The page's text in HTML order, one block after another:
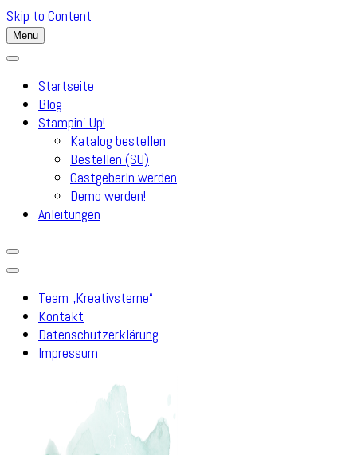
Skip to Content
Menu
Startseite
Blog
Stampin’ Up!
Katalog bestellen
Bestellen (SU)
GastgeberIn werden
Demo werden!
Anleitungen
Team „Kreativsterne“
Kontakt
Datenschutzerklärung
Impressum